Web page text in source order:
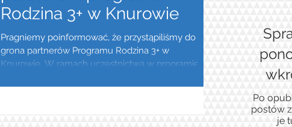
Rodzina 3+ w Knurowie
Pragniemy poinformować, że przystąpiliśmy do
grona partnerów Programu Rodzina 3+ w
Knurowie. W ramach uczestnictwa w programie...
Po
postów
je